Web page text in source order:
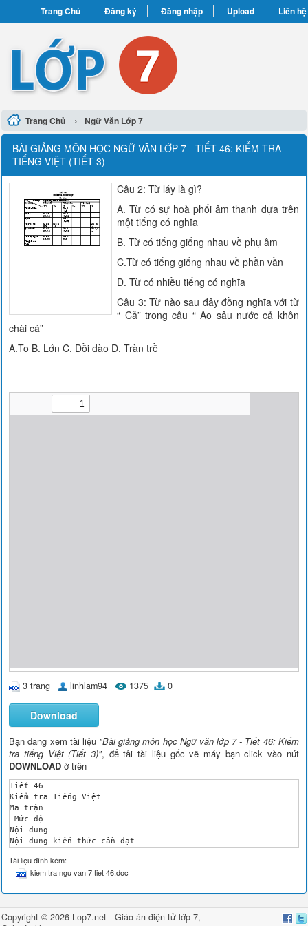
Trang Chủ Đăng ký Đăng nhập Upload Liên hệ
Trang Chủ › Ngữ Văn Lớp 7
BÀI GIẢNG MÔN HỌC NGỮ VĂN LỚP 7 - TIẾT 46: KIỂM TRA
TIẾNG VIỆT (TIẾT 3)
Câu 2: Từ láy là gì?
A. Từ có sự hoà phối âm thanh dựa trên
một tiếng có nghĩa
B. Từ có tiếng giống nhau về phụ âm
C.Từ có tiếng giống nhau về phần vần
D. Từ có nhiều tiếng có nghĩa
Câu 3: Từ nào sau đây đồng nghĩa với từ
“ Cả” trong câu “ Ao sâu nước cả khôn
chài cá”
A.To B. Lớn C. Dồi dào D. Tràn trề
3 trang linhlam94 1375 0
Download
Bạn đang xem tài liệu "Bài giảng môn học Ngữ văn lớp 7 - Tiết 46: Kiểm
tra tiếng Việt (Tiết 3)", để tải tài liệu gốc về máy bạn click vào nút
DOWNLOAD ở trên
Tiết 46
Kiểm tra Tiếng Việt
Ma trận
Mức độ
Nội dung
Nội dung kiến thức cần đạt
Nhận biết
Thông hiểu
Vận dụng
TL
TN
TL
Tài liệu đính kèm:
kiem tra ngu van 7 tiet 46.doc
Copyright © 2026 Lop7.net -Giáo án điện tử lớp 7,